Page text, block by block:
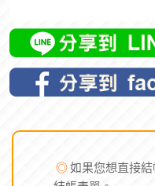
◎如果您想直接